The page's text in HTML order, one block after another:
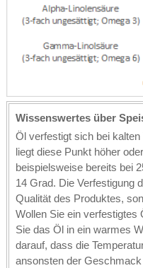
Wissenswertes über
Öl verfestigt sich bei
liegt diese Punkt höher
beispielsweise bereits bei
14 Grad. Die Verfestigung
Qualität des Produktes,
Wollen Sie ein verfestigtes
Sie das Öl in ein warmes
darauf, dass die
ansonsten der